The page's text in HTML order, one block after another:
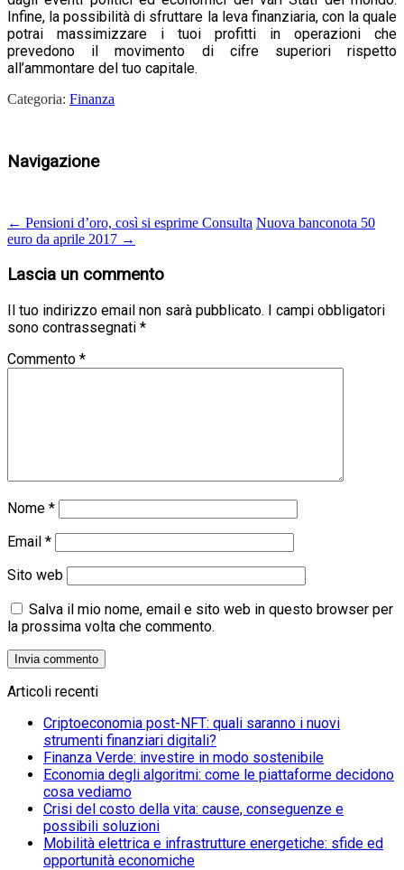
Infine, la possibilità di sfruttare la leva finanziaria, con la quale
potrai massimizzare i tuoi profitti in operazioni che
prevedono il movimento di cifre superiori rispetto
all’ammontare del tuo capitale.
Categoria: Finanza
Navigazione
← Pensioni d’oro, così si esprime Consulta Nuova banconota 50
euro da aprile 2017 →
Lascia un commento
Il tuo indirizzo email non sarà pubblicato. I campi obbligatori
sono contrassegnati *
Commento *
Nome *
Email *
Sito web
Salva il mio nome, email e sito web in questo browser per
la prossima volta che commento.
Articoli recenti
Criptoeconomia post-NFT: quali saranno i nuovi
strumenti finanziari digitali?
Finanza Verde: investire in modo sostenibile
Economia degli algoritmi: come le piattaforme decidono
cosa vediamo
Crisi del costo della vita: cause, conseguenze e
possibili soluzioni
Mobilità elettrica e infrastrutture energetiche: sfide ed
opportunità economiche